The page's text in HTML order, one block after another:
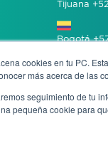
cookies en tu PC.
más acerca de las
seguimiento de tu
pequeña cookie para
Tijuana
Bogotá
San José